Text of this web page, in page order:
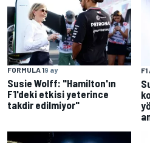
FORMULA 19 ay
Susie Wolff: "Hamilton'ın
F1'deki etkisi yeterince
takdir edilmiyor"